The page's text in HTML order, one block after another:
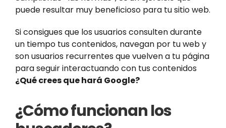
puede resultar muy beneficioso para tu sitio web.
Si consigues que los usuarios consulten durante
un tiempo tus contenidos, navegan por tu web y
son usuarios recurrentes que vuelven a tu página
para seguir interactuando con tus contenidos
¿Qué crees que hará Google?
¿Cómo funcionan los